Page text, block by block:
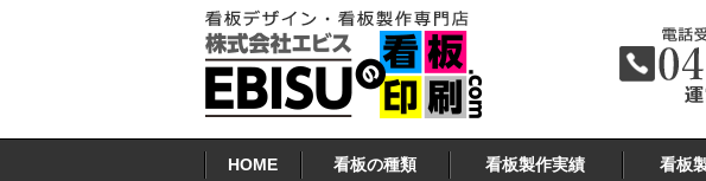
ツ
看板印刷.COM
HOME 看板の種類 看板製作実績 看板